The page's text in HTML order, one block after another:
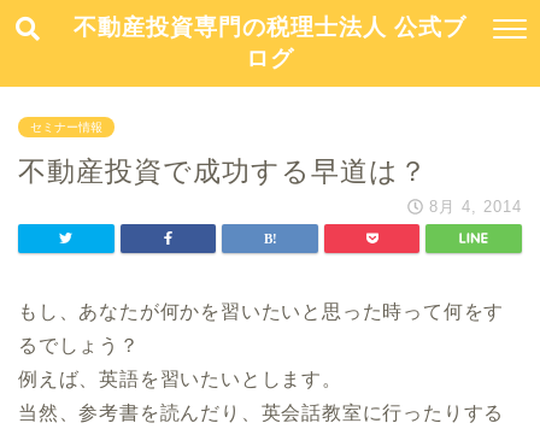
不動産投資専門の税理士法人 公式ブ
ログ
セミナー情報
不動産投資で成功する早道は？
8月 4, 2014
もし、あなたが何かを習いたいと思った時って何をす
るでしょう？
例えば、英語を習いたいとします。
当然、参考書を読んだり、英会話教室に行ったりする